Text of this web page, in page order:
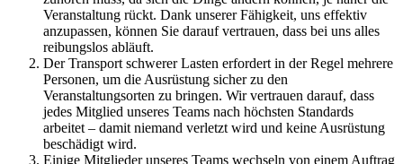
Veranstaltung rückt. Dank unserer Fähigkeit, uns effektiv
anzupassen, können Sie darauf vertrauen, dass bei uns alles
reibungslos abläuft.
Der Transport schwerer Lasten erfordert in der Regel mehrere
Personen, um die Ausrüstung sicher zu den
Veranstaltungsorten zu bringen. Wir vertrauen darauf, dass
jedes Mitglied unseres Teams nach höchsten Standards
arbeitet – damit niemand verletzt wird und keine Ausrüstung
beschädigt wird.
Einige Mitglieder unseres Teams wechseln von einem Auftrag